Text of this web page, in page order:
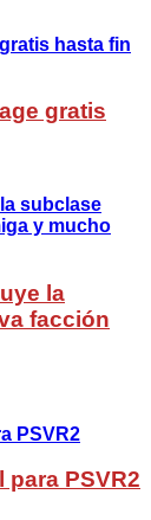
gratis
la
facción
PSVR2